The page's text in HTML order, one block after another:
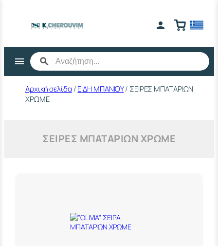
περιεχόμενο
Αρχική σελίδα /ΕΙΔΗ ΜΠΑΝΙΟΥ/ ΣΕΙΡΕΣ ΜΠΑΤΑΡΙΩΝ
ΧΡΩΜΕ
ΣΕΙΡΕΣ ΜΠΑΤΑΡΙΩΝ ΧΡΩΜΕ